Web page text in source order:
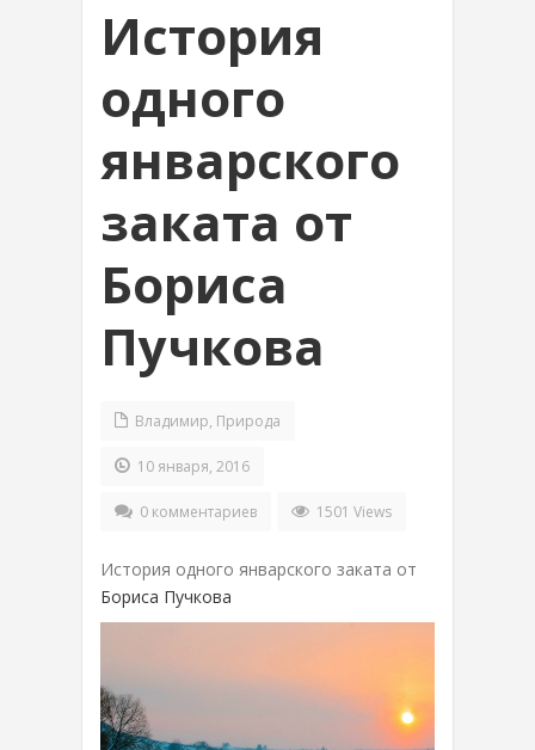
История
одного
январского
заката от
Бориса
Пучкова
Владимир, Природа
10 января, 2016
0 комментариев 1501 Views
История одного январского заката от
Бориса Пучкова